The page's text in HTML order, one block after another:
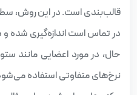
قالب‌بندی است. در این روش، سطح
در تماس است اندازه‌گیری شده و
حال، در مورد اعضایی مانند
نرخ‌های متفاوتی استفاده می‌شود